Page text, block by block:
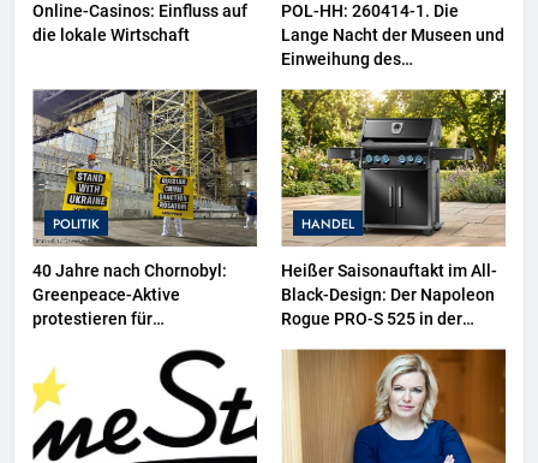
Online-Casinos: Einfluss auf
die lokale Wirtschaft
POL-HH: 260414-1. Die
Lange Nacht der Museen und
Einweihung des
sowie neuer
Ausstellungsbereiche im
Polizeimuseum Hamburg
POLITIK
40 Jahre nach Chornobyl:
Greenpeace-Aktive
protestieren für
Wiederaufbau der zerstörten
Schutzhülle / Greenpeace-
Report dokumentiert Folgen
des russischen
HANDEL
Heißer Saisonauftakt im All-
Black-Design: Der Napoleon
Rogue PRO-S 525 in der